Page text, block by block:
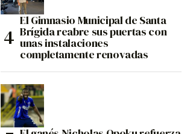
El Gimnasio Municipal de Santa
Brígida reabre sus puertas con
unas instalaciones
completamente renovadas